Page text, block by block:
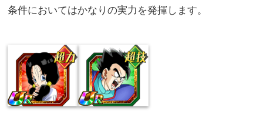
条件においてはかなりの実力を発揮します。